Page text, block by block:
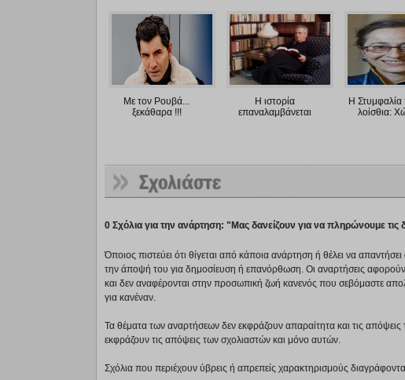
Με τον Ρουβά...
ξεκάθαρα !!!
Η ιστορία
επαναλαμβάνεται
Η Στυμφαλία
λοίσθια:
0 Σχόλια για την ανάρτηση: "Μας δανείζουν για να πληρώνουμε τις
Όποιος πιστεύει ότι θίγεται από κάποια ανάρτηση ή θέλει να
την άποψή του για δημοσίευση ή επανόρθωση. Οι αναρτήσεις
και δεν αναφέρονται στην προσωπική ζωή κανενός που σεβόμαστε
για κανέναν.
Τα θέματα των αναρτήσεων δεν εκφράζουν απαραίτητα και τις
εκφράζουν τις απόψεις των σχολιαστών και μόνο αυτών.
Σχόλια που περιέχουν ύβρεις ή απρεπείς χαρακτηρισμούς